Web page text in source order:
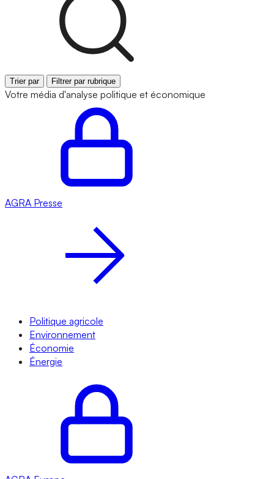
Trier par Filtrer par rubrique
Votre média d'analyse politique et économique
AGRA Presse
Politique agricole
Environnement
Économie
Énergie